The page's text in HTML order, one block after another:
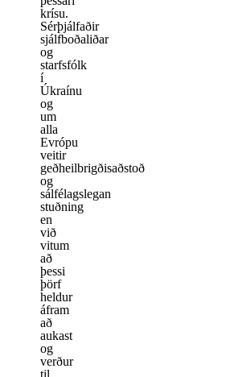
krísu.
Sérþjálfaðir
sjálfboðaliðar
og
starfsfólk
í
Úkraínu
og
um
alla
Evrópu
veitir
geðheilbrigðisaðstoð
og
sálfélagslegan
stuðning
en
við
vitum
að
þessi
þörf
heldur
áfram
að
aukast
og
verður
til